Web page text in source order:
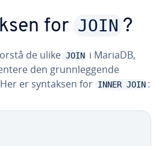
for JOIN ?
de ulike JOIN i MariaDB,
den grunnleggende
er syntaksen for INNER JOIN :